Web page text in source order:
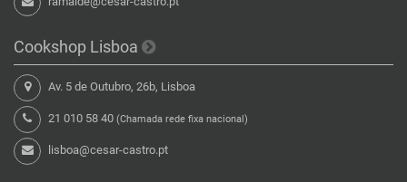
Cookshop Lisboa
Av. 5 de Outubro, 26b, Lisboa
21 010 58 40 (Chamada rede fixa nacional)
lisboa@cesar-castro.pt